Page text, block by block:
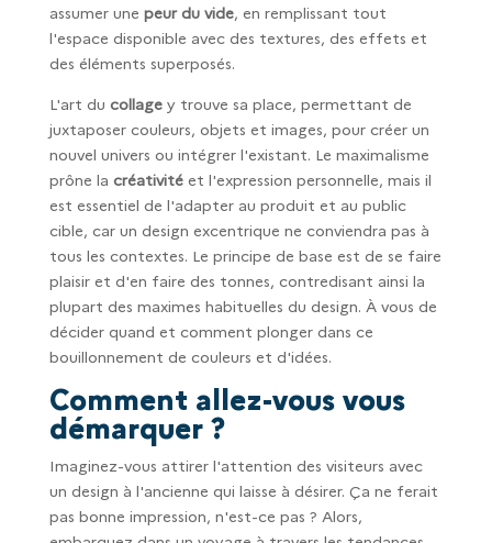
assumer une peur du vide, en remplissant tout
l'espace disponible avec des textures, des effets et
des éléments superposés.
L'art du collagey trouve sa place, permettant de
juxtaposer couleurs, objets et images, pour créer un
nouvel univers ou intégrer l'existant. Le maximalisme
prône la créativitéet l'expression personnelle, mais il
est essentiel de l'adapter au produit et au public
cible, car un design excentrique ne conviendra pas à
tous les contextes. Le principe de base est de se faire
plaisir et d'en faire des tonnes, contredisant ainsi la
plupart des maximes habituelles du design. À vous de
décider quand et comment plonger dans ce
bouillonnement de couleurs et d'idées.
Comment allez-vous vous
démarquer ?
Imaginez-vous attirer l'attention des visiteurs avec
un design à l'ancienne qui laisse à désirer. Ça ne ferait
pas bonne impression, n'est-ce pas ? Alors,